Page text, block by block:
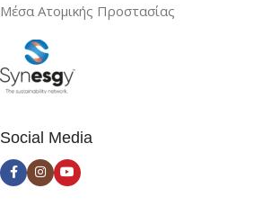
Μέσα Ατομικής Προστασίας
Social Media